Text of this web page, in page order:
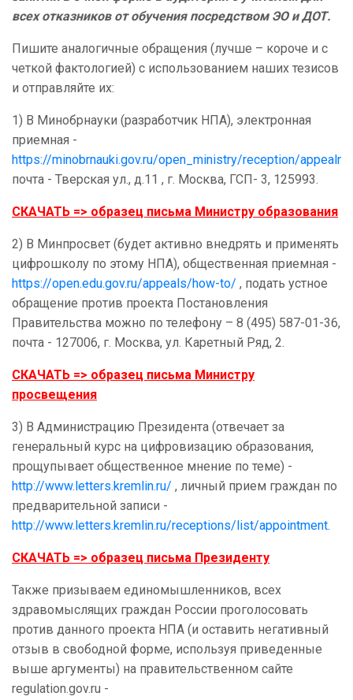
всех отказников от обучения посредством ЭО и ДОТ.
Пишите аналогичные обращения (лучше – короче и с
четкой фактологией) с использованием наших тезисов
и отправляйте их:
1) В Минобрнауки (разработчик НПА), электронная
приемная -
https://minobrnauki.gov.ru/open_ministry/reception/
почта - Тверская ул., д.11 , г. Москва, ГСП- 3, 125993.
СКАЧАТЬ => образец письма Министру образования
2) В Минпросвет (будет активно внедрять и применять
цифрошколу по этому НПА), общественная приемная -
https://open.edu.gov.ru/appeals/how-to/ , подать устное
обращение против проекта Постановления
Правительства можно по телефону – 8 (495) 587-01-36,
почта - 127006, г. Москва, ул. Каретный Ряд, 2.
СКАЧАТЬ => образец письма Министру
просвещения
3) В Администрацию Президента (отвечает за
генеральный курс на цифровизацию образования,
прощупывает общественное мнение по теме) -
http://www.letters.kremlin.ru/ , личный прием граждан по
предварительной записи -
http://www.letters.kremlin.ru/receptions/list/appointment.
СКАЧАТЬ => образец письма Президенту
Также призываем единомышленников, всех
здравомыслящих граждан России проголосовать
против данного проекта НПА (и оставить негативный
отзыв в свободной форме, используя приведенные
выше аргументы) на правительственном сайте
regulation.gov.ru -